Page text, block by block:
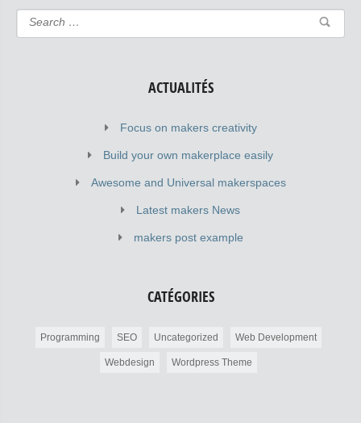
ACTUALITÉS
Focus on makers creativity
Build your own makerplace easily
Awesome and Universal makerspaces
Latest makers News
makers post example
CATÉGORIES
Programming SEO Uncategorized Web Development
Webdesign Wordpress Theme